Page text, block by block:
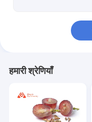
हमारी श्रेणियाँ